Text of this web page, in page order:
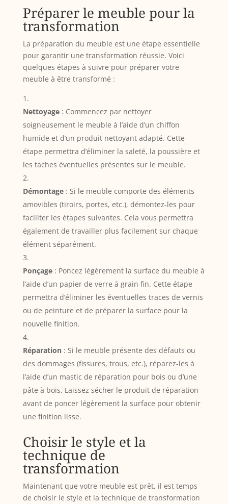
Préparer le meuble pour la
transformation
La préparation du meuble est une étape essentielle
pour garantir une transformation réussie. Voici
quelques étapes à suivre pour préparer votre
meuble à être transformé :
Nettoyage: Commencez par nettoyer
soigneusement le meuble à l’aide d’un chiffon
humide et d’un produit nettoyant adapté. Cette
étape permettra d’éliminer la saleté, la poussière et
les taches éventuelles présentes sur le meuble.
Démontage: Si le meuble comporte des éléments
amovibles (tiroirs, portes, etc.), démontez-les pour
faciliter les étapes suivantes. Cela vous permettra
également de travailler plus facilement sur chaque
élément séparément.
Ponçage: Poncez légèrement la surface du meuble à
l’aide d’un papier de verre à grain fin. Cette étape
permettra d’éliminer les éventuelles traces de vernis
ou de peinture et de préparer la surface pour la
nouvelle finition.
Réparation: Si le meuble présente des défauts ou
des dommages (fissures, trous, etc.), réparez-les à
l’aide d’un mastic de réparation pour bois ou d’une
pâte à bois. Laissez sécher le produit de réparation
avant de poncer légèrement la surface pour obtenir
une finition lisse.
Choisir le style et la
technique de
transformation
Maintenant que votre meuble est prêt, il est temps
de choisir le style et la technique de transformation